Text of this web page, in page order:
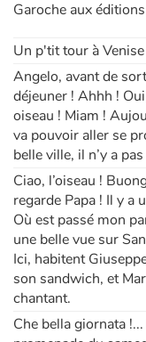
Garoche aux
Un p'tit tour à Venise
Angelo, avant de
déjeuner ! Ahhh !
oiseau ! Miam !
va pouvoir aller se
belle ville, il n’y a
Ciao, l’oiseau !
regarde Papa ! Il y a
Où est passé mon
une belle vue sur
Ici, habitent
son sandwich, et
chantant.
Che bella giornata